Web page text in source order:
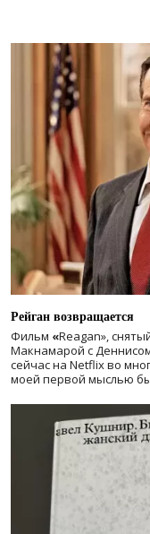
Рейган возвращается
Фильм «Reagan»,
Макнамарой с
сейчас на Netflix во
моей первой мыслью